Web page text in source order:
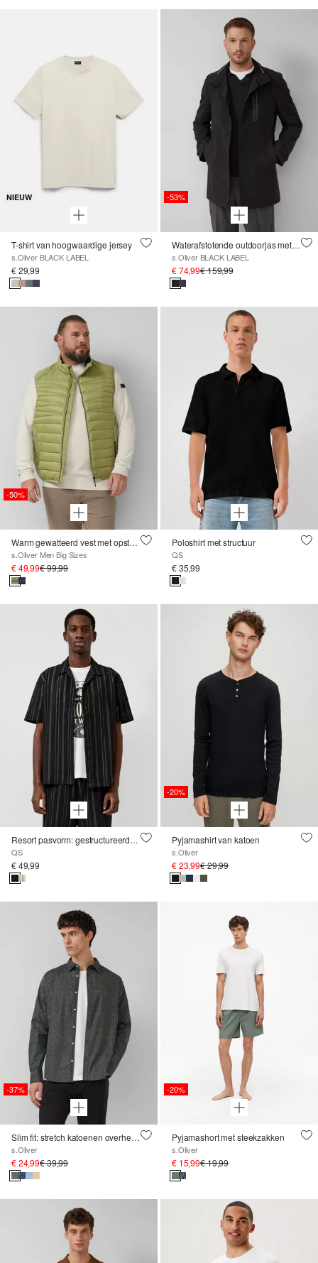
NIEUW
T-shirt van hoogwaardige jersey
s.Oliver BLACK LABEL
€ 29,99
-53%
Waterafstotende outdoorjas met opstaande kraag
s.Oliver BLACK LABEL
€ 74,99€ 159,99
-50%
Warm gewatteerd vest met opstaande kraag en contrasterende details
s.Oliver Men Big Sizes
€ 49,99€ 99,99
Poloshirt met structuur
QS
€ 35,99
Resort pasvorm: gestructureerd overhemd
QS
€ 49,99
-20%
Pyjamashirt van katoen
s.Oliver
€ 23,99€ 29,99
-37%
Slim fit: stretch katoenen overhemd met all-over print
s.Oliver
€ 24,99€ 39,99
-20%
Pyjamashort met steekzakken
s.Oliver
€ 15,99€ 19,99